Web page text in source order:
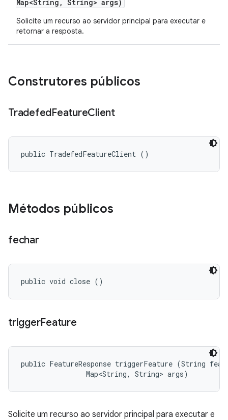
Map<String , String> args)
Solicite um recurso ao servidor principal para executar e
retornar a resposta.
Construtores públicos
TradefedFeatureClient
public TradefedFeatureClient ()
Métodos públicos
fechar
public void close ()
triggerFeature
public FeatureResponse triggerFeature (String
                Map<String, String> args)
Solicite um recurso ao servidor principal para executar e